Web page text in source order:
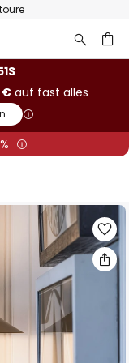
€auf fast alles